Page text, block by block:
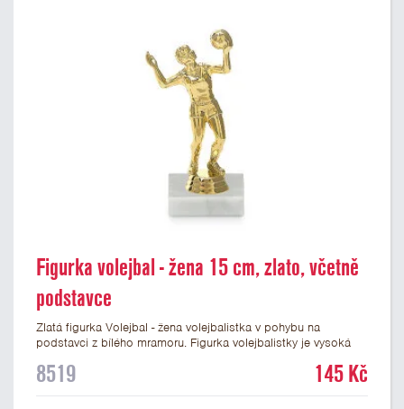
Figurka volejbal - žena 15 cm, zlato, včetně
podstavce
Zlatá figurka Volejbal - žena volejbalistka v pohybu na
podstavci z bílého mramoru. Figurka volejbalistky je vysoká
figurku volejbalistky je možné umístit laserový štítek nebo
8519 145 Kč